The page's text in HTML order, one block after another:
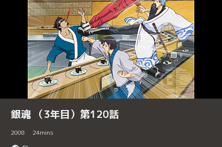
銀魂 （3年目）第120話
2008 24mins